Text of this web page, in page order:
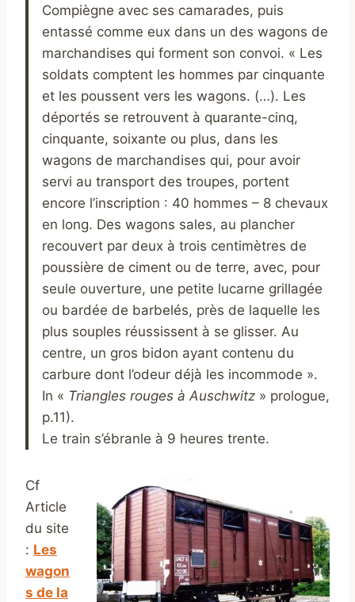
Compiègne avec ses camarades, puis
entassé comme eux dans un des wagons de
marchandises qui forment son convoi. « Les
soldats comptent les hommes par cinquante
et les poussent vers les wagons. (…). Les
déportés se retrouvent à quarante-cinq,
cinquante, soixante ou plus, dans les
wagons de marchandises qui, pour avoir
servi au transport des troupes, portent
encore l’inscription : 40 hommes – 8 chevaux
en long. Des wagons sales, au plancher
recouvert par deux à trois centimètres de
poussière de ciment ou de terre, avec, pour
seule ouverture, une petite lucarne grillagée
ou bardée de barbelés, près de laquelle les
plus souples réussissent à se glisser. Au
centre, un gros bidon ayant contenu du
carbure dont l’odeur déjà les incommode ».
In « Triangles rouges à Auschwitz » prologue,
p.11).
Le train s’ébranle à 9 heures trente.
Cf
Article
du site
: Les
wagon
s de la